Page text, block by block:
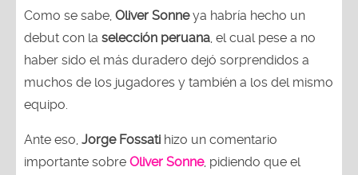
Como se sabe, Oliver Sonneya habría hecho un
debut con la selección peruana , el cual pese a no
haber sido el más duradero dejó sorprendidos a
muchos de los jugadores y también a los del mismo
equipo.
Ante eso, Jorge Fossati hizo un comentario
importante sobre Oliver Sonne, pidiendo que el